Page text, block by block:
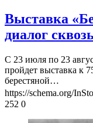
Выставка
диалог
С 23 июля по 23
пройдет выставка к
берестяной…
https://schema.org/
252 0